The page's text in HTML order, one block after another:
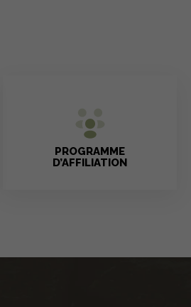
PROGRAMME
D’AFFILIATION